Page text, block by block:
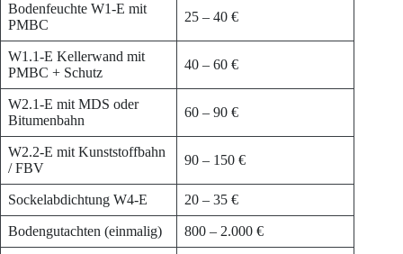
Bodenfeuchte W1-E mit
PMBC
25 – 40 €
W1.1-E Kellerwand mit
PMBC + Schutz
40 – 60 €
W2.1-E mit MDS oder
Bitumenbahn
60 – 90 €
W2.2-E mit Kunststoffbahn
/ FBV
90 – 150 €
Sockelabdichtung W4-E 20 – 35 €
Bodengutachten (einmalig) 800 – 2.000 €